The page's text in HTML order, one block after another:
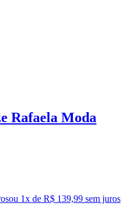
Rafaela Moda
ou 1x de R$ 139,99 sem juros